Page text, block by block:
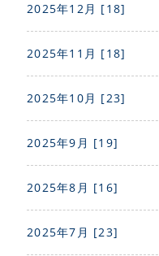
2025年12月 [18]
2025年11月 [18]
2025年10月 [23]
2025年9月 [19]
2025年8月 [16]
2025年7月 [23]